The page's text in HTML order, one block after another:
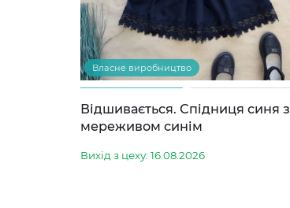
Власне виробництво
Відшивається. Спідниця синя з
мереживом синім
Вихід з цеху: 16.08.2026